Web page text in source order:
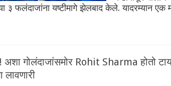
३ फलंदाजांना यष्टीमागे झेलबाद केले. यादरम्यान
अशा गोलंदाजांसमोर Rohit Sharma होतो
लावणारी